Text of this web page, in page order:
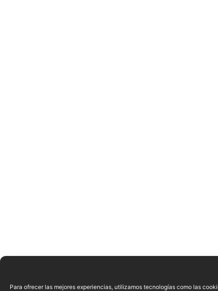
Para ofrecer las mejores experiencias, utilizamos tecnologías como las